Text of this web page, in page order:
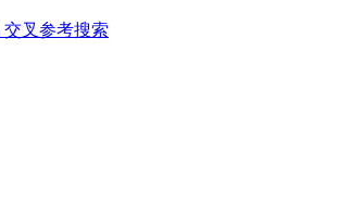
交叉参考搜索